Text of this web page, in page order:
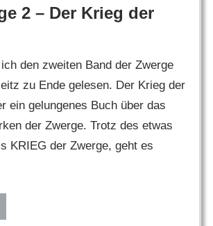
2 – Der Krieg der
den zweiten Band der Zwerge
zu Ende gelesen. Der Krieg der
ein gelungenes Buch über das
der Zwerge. Trotz des etwas
KRIEG der Zwerge, geht es